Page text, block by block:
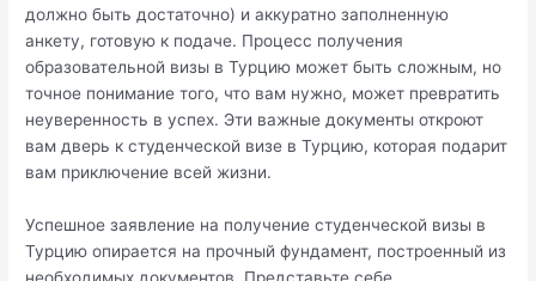
должно быть достаточно) и аккуратно заполненную
анкету, готовую к подаче. Процесс получения
образовательной визы в Турцию может быть сложным, но
точное понимание того, что вам нужно, может превратить
неуверенность в успех. Эти важные документы откроют
вам дверь к студенческой визе в Турцию, которая подарит
вам приключение всей жизни.
Успешное заявление на получение студенческой визы в
Турцию опирается на прочный фундамент, построенный из